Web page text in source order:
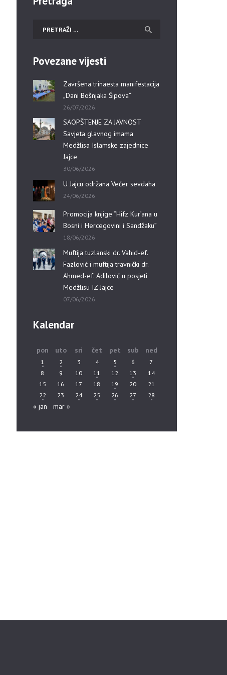
Povezane vijesti
Završena trinaesta manifestacija
„Dani Bošnjaka Šipova“
26/07/2026
SAOPŠTENJE ZA JAVNOST
Savjeta glavnog imama
Medžlisa Islamske zajednice
Jajce
30/06/2026
U Jajcu održana Večer sevdaha
24/06/2026
Promocija knjige “Hifz Kur’ana u
Bosni i Hercegovini i Sandžaku”
18/06/2026
Muftija tuzlanski dr. Vahid-ef.
Fazlović i muftija travnički dr.
Ahmed-ef. Adilović u posjeti
Medžlisu IZ Jajce
07/06/2026
Kalendar
pon uto sri čet pet sub ned
1 2 3 4 5 6
7
8
9 10 11 12 13
14
15
16 17 18 19 20
21
22
23 24 25 26 27 28
« jan mar »